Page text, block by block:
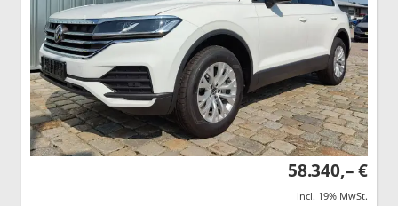
58.340,– €
incl. 19% MwSt.